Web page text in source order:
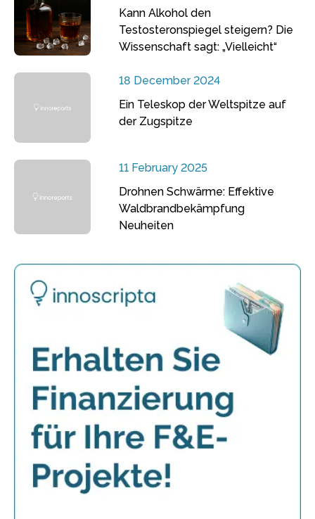
Kann Alkohol den
Testosteronspiegel steigern? Die
Wissenschaft sagt: „Vielleicht“
18 December 2024
Ein Teleskop der Weltspitze auf
der Zugspitze
11 February 2025
Drohnen Schwärme: Effektive
Waldbrandbekämpfung
Neuheiten